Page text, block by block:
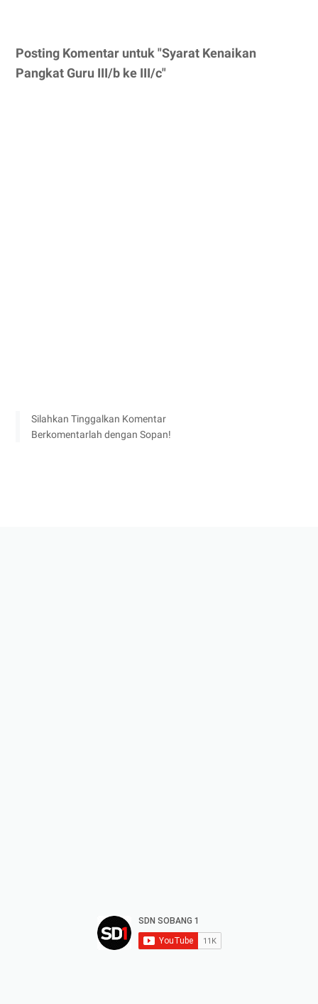
Posting Komentar untuk "Syarat Kenaikan
Pangkat Guru III/b ke III/c"
Silahkan Tinggalkan Komentar
Berkomentarlah dengan Sopan!